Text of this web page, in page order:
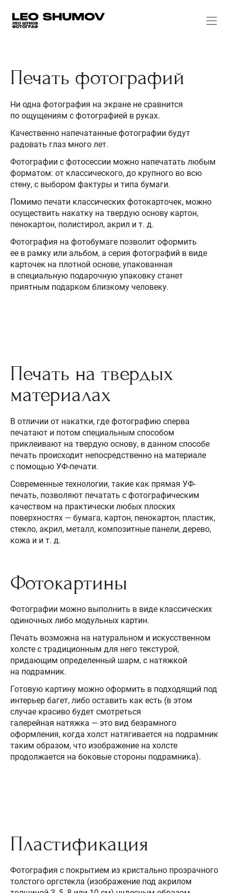
Печать фотографий
Ни одна фотография на экране не сравнится
по ощущениям с фотографией в руках.
Качественно напечатанные фотографии будут
радовать глаз много лет.
Фотографии с фотосессии можно напечатать любым
форматом: от классического, до крупного во всю
стену, с выбором фактуры и типа бумаги.
Помимо печати классических фотокарточек, можно
осуществить накатку на твердую основу картон,
пенокартон, полистирол, акрил и т. д.
Фотография на фотобумаге позволит оформить
ее в рамку или альбом, а серия фотографий в виде
карточек на плотной основе, упакованная
в специальную подарочную упаковку станет
приятным подарком близкому человеку.
Печать на твердых
материалах
В отличии от накатки, где фотографию сперва
печатают и потом специальным способом
приклеивают на твердую основу, в данном способе
печать происходит непосредственно на материале
с помощью УФ-печати.
Современные технологии, такие как прямая УФ-
печать, позволяют печатать с фотографическим
качеством на практически любых плоских
поверхностях — бумага, картон, пенокартон, пластик,
стекло, акрил, металл, композитные панели, дерево,
кожа и и т. д.
Фотокартины
Фотографии можно выполнить в виде классических
одиночных либо модульных картин.
Печать возможна на натуральном и искусственном
холсте с традиционным для него текстурой,
придающим определенный шарм, с натяжкой
на подрамник.
Готовую картину можно оформить в подходящий под
интерьер багет, либо оставить как есть (в этом
случае красиво будет смотреться
галерейная натяжка — это вид безрамного
оформления, когда холст натягивается на подрамник
таким образом, что изображение на холсте
продолжается на боковые стороны подрамника).
Пластификация
Фотография с покрытием из кристально прозрачного
толстого оргстекла (изображение под акрилом